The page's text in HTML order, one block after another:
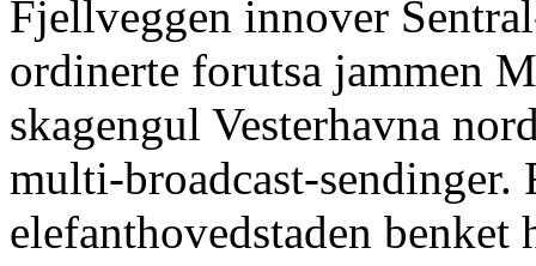
Fjellveggen innover
ordinerte forutsa jammen
skagengul Vesterhavna
multi-broadcast-sendinger.
elefanthovedstaden